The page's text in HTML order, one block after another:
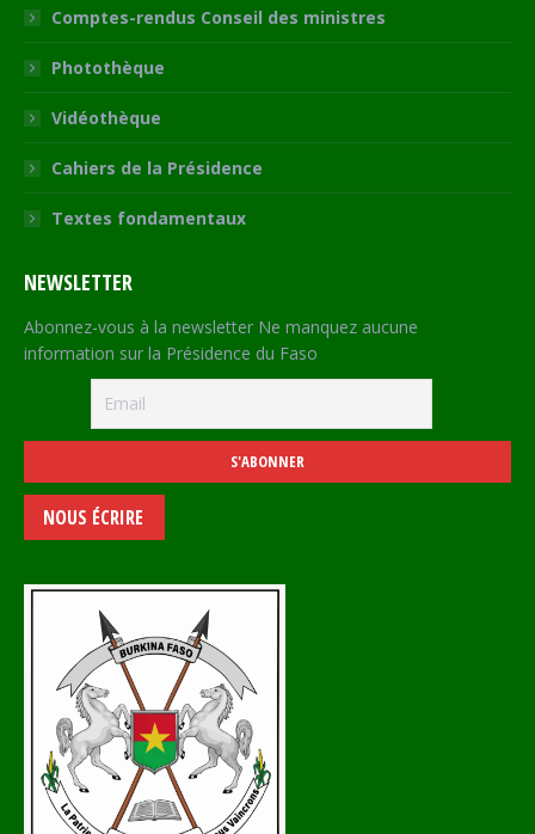
Comptes-rendus Conseil des ministres
Photothèque
Vidéothèque
Cahiers de la Présidence
Textes fondamentaux
NEWSLETTER
Abonnez-vous à la newsletter Ne manquez aucune
information sur la Présidence du Faso
NOUS ÉCRIRE